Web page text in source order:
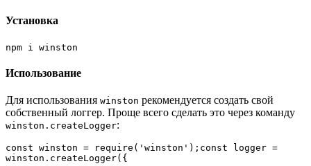
Установка
npm i winston
Использование
Для использования winston рекомендуется создать свой
собственный логгер. Проще всего сделать это через команду
winston.createLogger:
const winston = require('winston');const logger =
winston.createLogger({